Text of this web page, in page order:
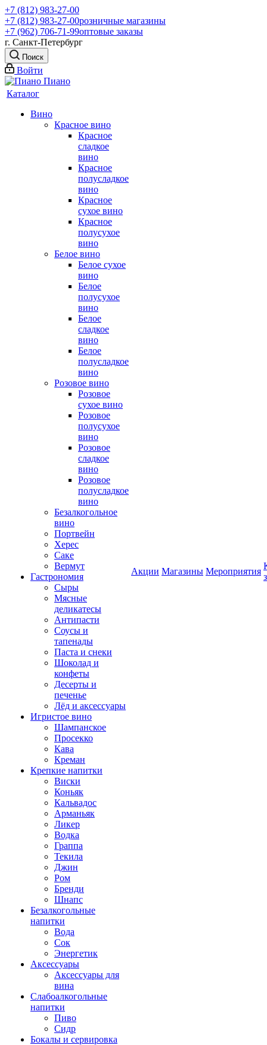
+7 (812) 983-27-00
+7 (812) 983-27-00розничные магазины
+7 (962) 706-71-99оптовые заказы
г. Санкт-Петербург
Поиск
Войти
Каталог
Вино
Красное вино
Красное
сладкое
вино
Красное
полусладкое
вино
Красное
сухое вино
Красное
полусухое
вино
Белое вино
Белое сухое
вино
Белое
полусухое
вино
Белое
сладкое
вино
Белое
полусладкое
вино
Розовое вино
Розовое
сухое вино
Розовое
полусухое
вино
Розовое
сладкое
вино
Розовое
полусладкое
вино
Безалкогольное
вино
Портвейн
Херес
Саке
Вермут
Гастрономия
Сыры
Мясные
деликатесы
Антипасти
Соусы и
тапенады
Паста и снеки
Шоколад и
конфеты
Десерты и
печенье
Лёд и аксессуары
Игристое вино
Шампанское
Просекко
Кава
Креман
Крепкие напитки
Виски
Коньяк
Кальвадос
Арманьяк
Ликер
Водка
Граппа
Текила
Джин
Ром
Бренди
Шнапс
Безалкогольные
напитки
Вода
Сок
Энергетик
Аксессуары
Аксессуары для
вина
Слабоалкогольные
напитки
Пиво
Сидр
Бокалы и сервировка
Акции Магазины Мероприятия